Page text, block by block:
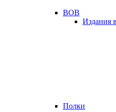
ВОВ
Издания
Полки